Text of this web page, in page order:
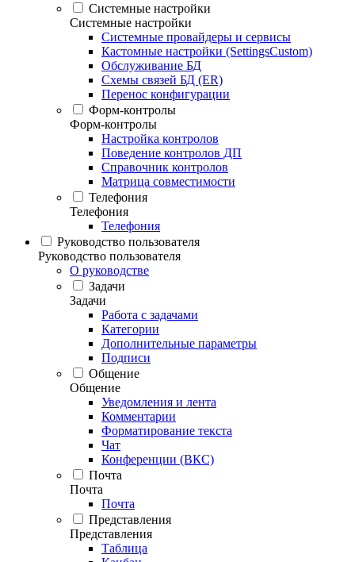
Системные настройки
Системные настройки
Системные провайдеры и сервисы
Кастомные настройки (SettingsCustom)
Обслуживание БД
Схемы связей БД (ER)
Перенос конфигурации
Форм-контролы
Форм-контролы
Настройка контролов
Поведение контролов ДП
Справочник контролов
Матрица совместимости
Телефония
Телефония
Телефония
Руководство пользователя
Руководство пользователя
О руководстве
Задачи
Задачи
Работа с задачами
Категории
Дополнительные параметры
Подписи
Общение
Общение
Уведомления и лента
Комментарии
Форматирование текста
Чат
Конференции (ВКС)
Почта
Почта
Почта
Представления
Представления
Таблица